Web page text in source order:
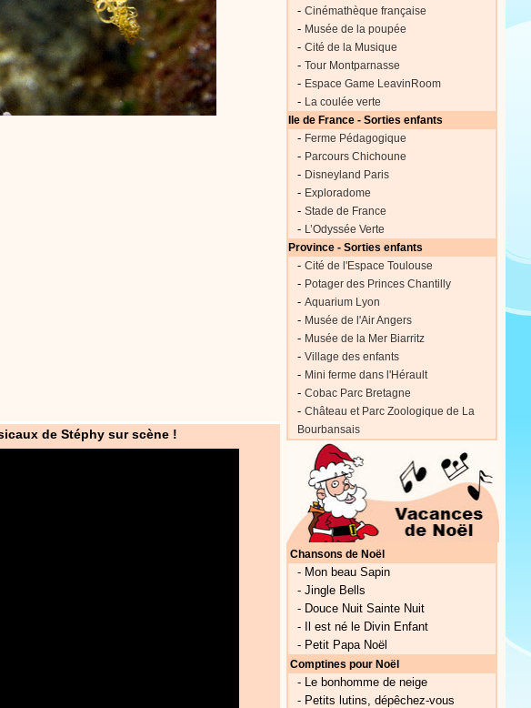
- Cinémathèque française
- Musée de la poupée
- Cité de la Musique
- Tour Montparnasse
- Espace Game LeavinRoom
- La coulée verte
Ile de France - Sorties enfants
- Ferme Pédagogique
- Parcours Chichoune
- Disneyland Paris
- Exploradome
- Stade de France
- L’Odyssée Verte
Province - Sorties enfants
- Cité de l'Espace Toulouse
- Potager des Princes Chantilly
- Aquarium Lyon
- Musée de l'Air Angers
- Musée de la Mer Biarritz
- Village des enfants
- Mini ferme dans l'Hérault
- Cobac Parc Bretagne
- Château et Parc Zoologique de La
Bourbansais
Chansons de Noël
- Mon beau Sapin
- Jingle Bells
- Douce Nuit Sainte Nuit
-
Il est né le Divin Enfant
- Petit Papa Noël
Comptines pour Noël
- Le bonhomme de neige
- Petits lutins, dépêchez-vous
de Stéphy sur scène !